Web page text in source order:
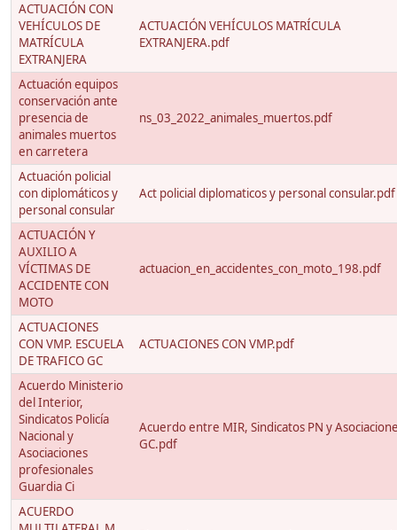
ACTUACIÓN CON
VEHÍCULOS DE
MATRÍCULA
EXTRANJERA
ACTUACIÓN VEHÍCULOS MATRÍCULA
EXTRANJERA.pdf
Actuación equipos
conservación ante
presencia de
animales muertos
en carretera
ns_03_2022_animales_muertos.pdf
Actuación policial
con diplomáticos y
personal consular
Act policial diplomaticos y personal consular.pdf
ACTUACIÓN Y
AUXILIO A
VÍCTIMAS DE
ACCIDENTE CON
MOTO
actuacion_en_accidentes_con_moto_198.pdf
ACTUACIONES
CON VMP. ESCUELA
DE TRAFICO GC
ACTUACIONES CON VMP.pdf
Acuerdo Ministerio
del Interior,
Sindicatos Policía
Nacional y
Asociaciones
profesionales
Guardia Ci
Acuerdo entre MIR, Sindicatos PN y
GC.pdf
ACUERDO